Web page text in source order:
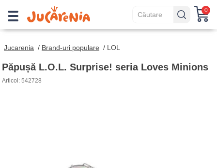
0
Jucarenia / Brand-uri populare / LOL
Păpușă L.O.L. Surprise! seria Loves Minions
Articol: 542728